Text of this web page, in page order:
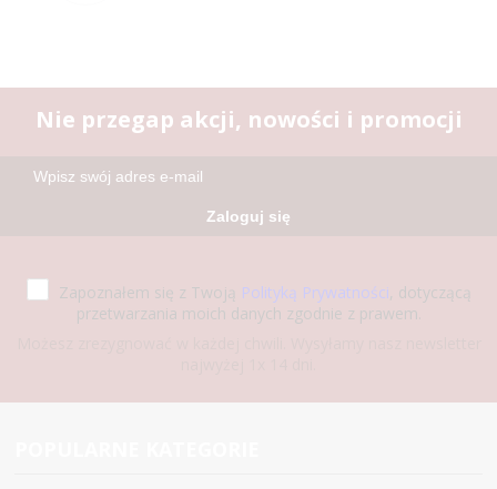
Nie przegap akcji, nowości i promocji
Zaloguj się
Zapoznałem się z Twoją Polityką Prywatności, dotyczącą
przetwarzania moich danych zgodnie z prawem.